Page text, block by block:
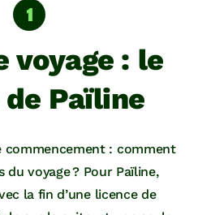
voyage : le
Païline
commencement : comment
voyage ? Pour Païline,
la fin d’une licence de